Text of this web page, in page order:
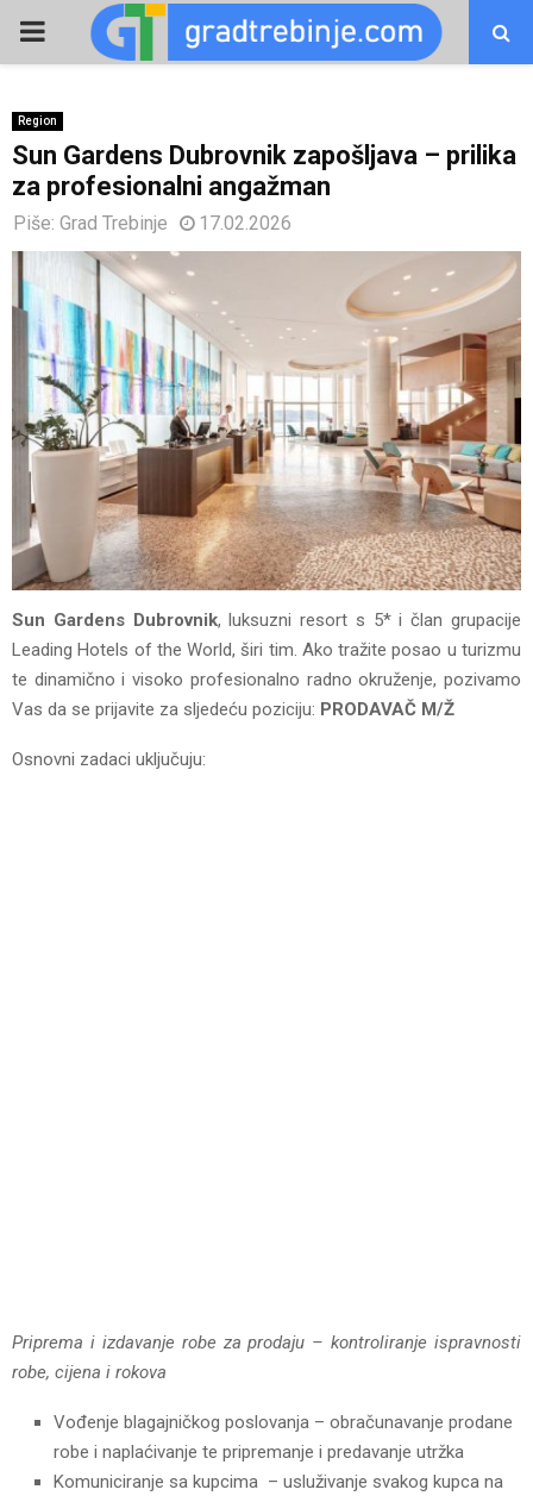
PRIMARY
Region
Sun Gardens Dubrovnik zapošljava – prilika
za profesionalni angažman
Piše: Grad Trebinje 17.02.2026
Sun Gardens Dubrovnik, luksuzni resort s 5* i član grupacije
Leading Hotels of the World, širi tim. Ako tražite posao u turizmu
te dinamično i visoko profesionalno radno okruženje, pozivamo
Vas da se prijavite za sljedeću poziciju: PRODAVAČ M/Ž
Osnovni zadaci uključuju:
Priprema i izdavanje robe za prodaju – kontroliranje ispravnosti
robe, cijena i rokova
Vođenje blagajničkog poslovanja – obračunavanje prodane
robe i naplaćivanje te pripremanje i predavanje utržka
Komuniciranje sa kupcima – usluživanje svakog kupca na